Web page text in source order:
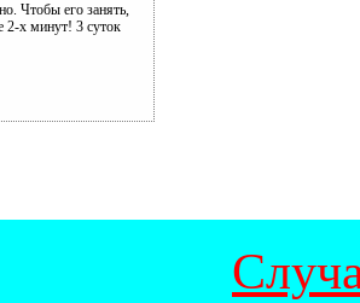
Чтобы его занять,
2-х минут! 3 суток